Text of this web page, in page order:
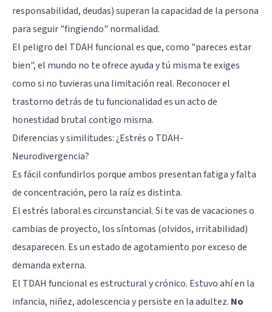
responsabilidad, deudas) superan la capacidad de la persona
para seguir "fingiendo" normalidad.
El peligro del TDAH funcional es que, como "pareces estar
bien", el mundo no te ofrece ayuda y tú misma te exiges
como si no tuvieras una limitación real. Reconocer el
trastorno detrás de tu funcionalidad es un acto de
honestidad brutal contigo misma.
Diferencias y similitudes: ¿Estrés o TDAH-
Neurodivergencia?
Es fácil confundirlos porque ambos presentan fatiga y falta
de concentración, pero la raíz es distinta.
El estrés laboral es circunstancial. Si te vas de vacaciones o
cambias de proyecto, los síntomas (olvidos, irritabilidad)
desaparecen. Es un estado de agotamiento por exceso de
demanda externa.
El TDAH funcional es estructural y crónico. Estuvo ahí en la
infancia, niñez, adolescencia y persiste en la adultez. No